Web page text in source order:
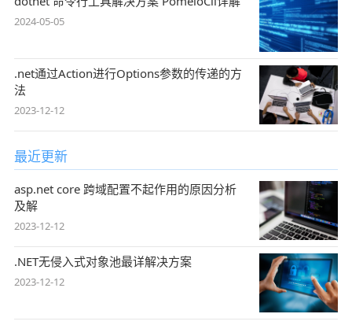
2024-05-05
.net通过Action进行Options参数的传递的方
法
2023-12-12
最近更新
asp.net core 跨域配置不起作用的原因分析
及解
2023-12-12
.NET无侵入式对象池最详解决方案
2023-12-12